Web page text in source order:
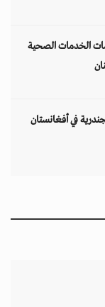
الخدمات الصحية
في أفغانستان